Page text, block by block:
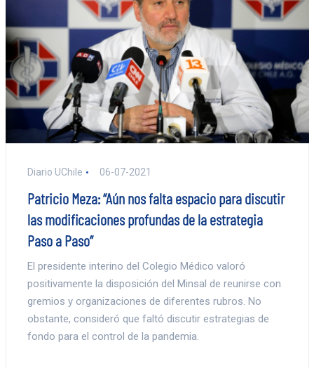
Diario UChile 06-07-2021
Patricio Meza: “Aún nos falta espacio para discutir
las modificaciones profundas de la estrategia
Paso a Paso”
El presidente interino del Colegio Médico valoró
positivamente la disposición del Minsal de reunirse con
gremios y organizaciones de diferentes rubros. No
obstante, consideró que faltó discutir estrategias de
fondo para el control de la pandemia.